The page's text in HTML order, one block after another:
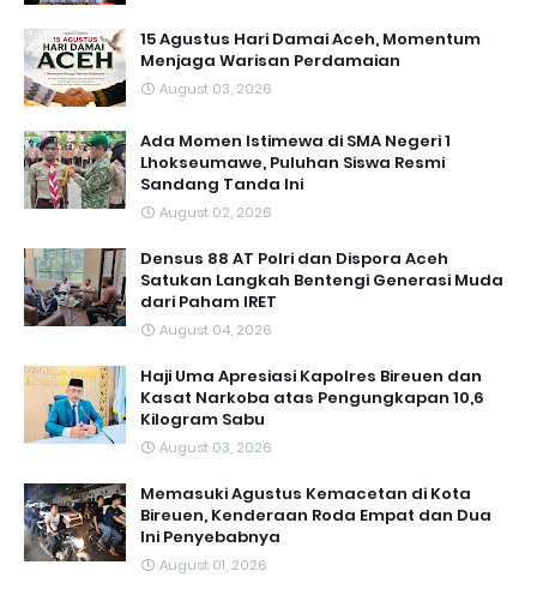
15 Agustus Hari Damai Aceh, Momentum
Menjaga Warisan Perdamaian
August 03, 2026
Ada Momen Istimewa di SMA Negeri 1
Lhokseumawe, Puluhan Siswa Resmi
Sandang Tanda Ini
August 02, 2026
Densus 88 AT Polri dan Dispora Aceh
Satukan Langkah Bentengi Generasi Muda
dari Paham IRET
August 04, 2026
Haji Uma Apresiasi Kapolres Bireuen dan
Kasat Narkoba atas Pengungkapan 10,6
Kilogram Sabu
August 03, 2026
Memasuki Agustus Kemacetan di Kota
Bireuen, Kenderaan Roda Empat dan Dua
Ini Penyebabnya
August 01, 2026